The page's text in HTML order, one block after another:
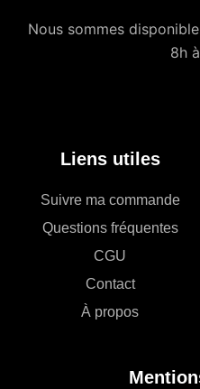
Nous sommes
8h
Liens utiles
Suivre ma commande
Questions fréquentes
CGU
Contact
À propos